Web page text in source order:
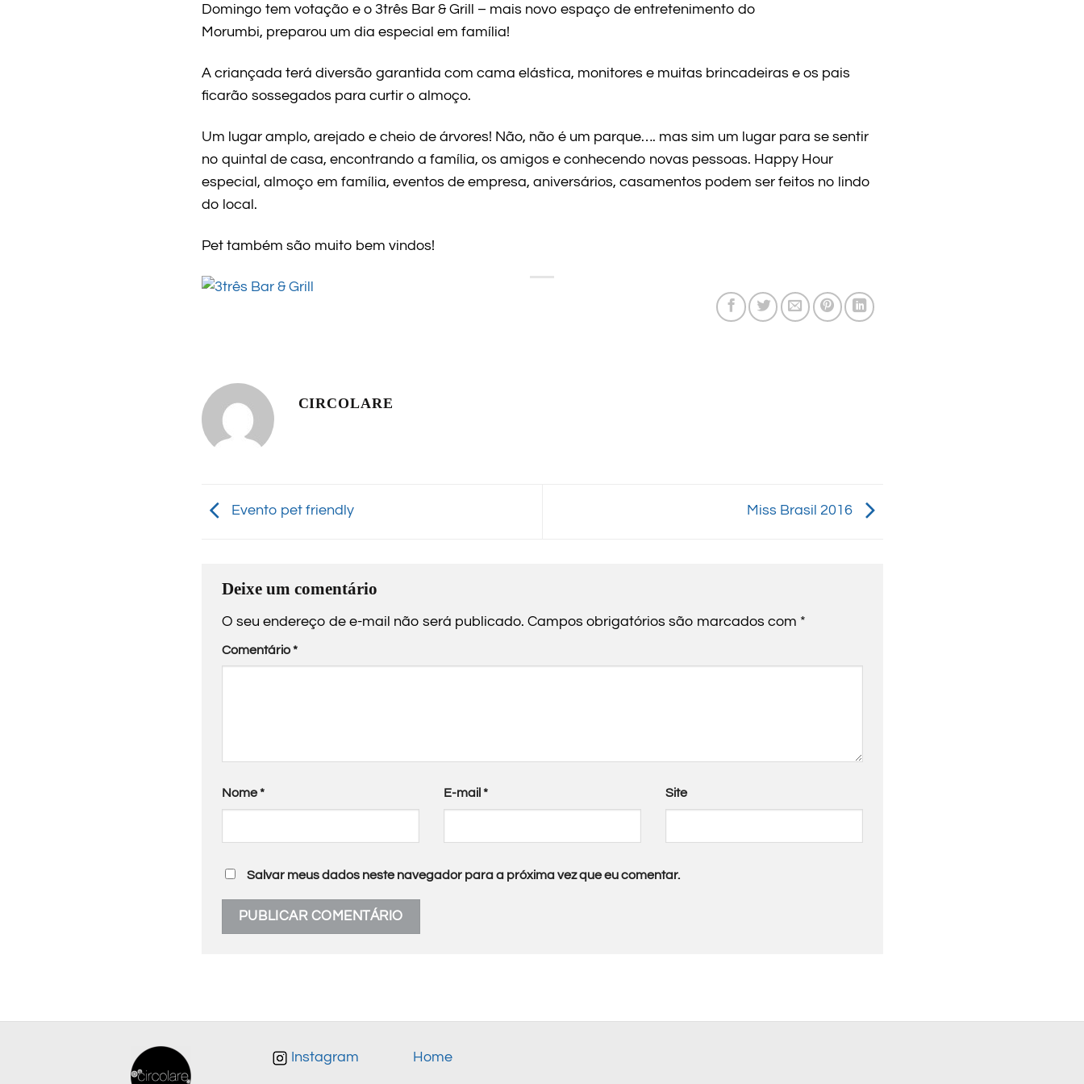
Domingo tem votação e o 3três Bar & Grill – mais novo espaço de entretenimento do
Morumbi, preparou um dia especial em família!
A criançada terá diversão garantida com cama elástica, monitores e muitas brincadeiras e os pais
ficarão sossegados para curtir o almoço.
Um lugar amplo, arejado e cheio de árvores! Não, não é um parque…. mas sim um lugar para se sentir
no quintal de casa, encontrando a família, os amigos e conhecendo novas pessoas. Happy Hour
especial, almoço em família, eventos de empresa, aniversários, casamentos podem ser feitos no lindo
do local.
Pet também são muito bem vindos!
CIRCOLARE
Evento pet friendly Miss Brasil 2016
Deixe um comentário
O seu endereço de e-mail não será publicado. Campos obrigatórios são marcados com *
Comentário*
Nome* E-mail * Site
Salvar meus dados neste navegador para a próxima vez que eu comentar.
Instagram Home